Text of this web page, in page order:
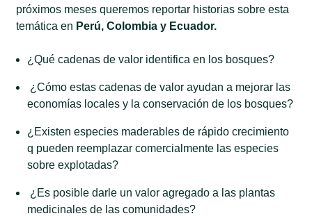
próximos meses queremos reportar historias sobre esta
temática en Perú, Colombia y Ecuador.
¿Qué cadenas de valor identifica en los bosques?
¿Cómo estas cadenas de valor ayudan a mejorar las
economías locales y la conservación de los bosques?
¿Existen especies maderables de rápido crecimiento
q pueden reemplazar comercialmente las especies
sobre explotadas?
¿Es posible darle un valor agregado a las plantas
medicinales de las comunidades?